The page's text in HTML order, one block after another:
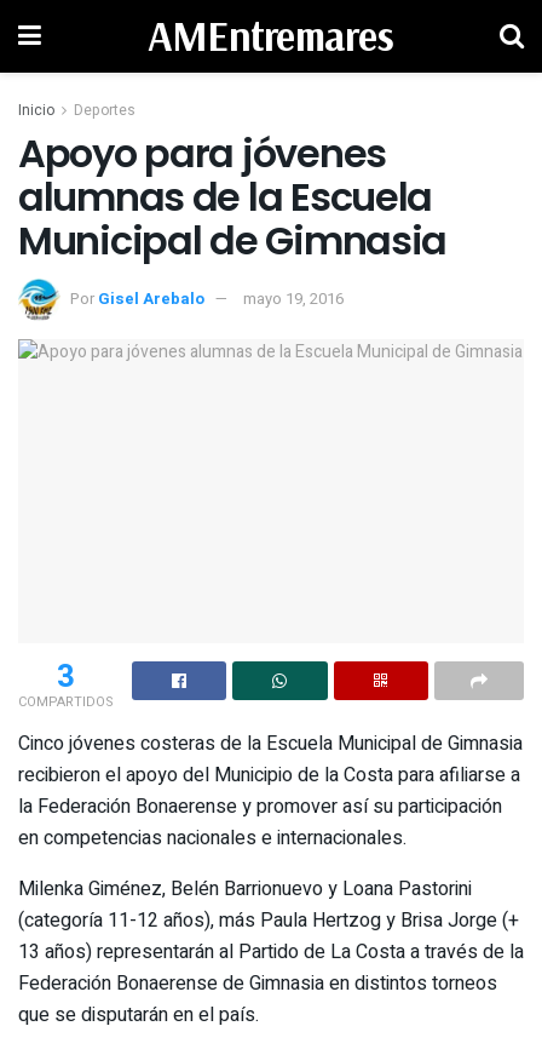
AMEntremares
Inicio Deportes
Apoyo para jóvenes
alumnas de la Escuela
Municipal de Gimnasia
Por Gisel Arebalo mayo 19, 2016
3
COMPARTIDOS
Cinco jóvenes costeras de la Escuela Municipal de Gimnasia
recibieron el apoyo del Municipio de la Costa para afiliarse a
la Federación Bonaerense y promover así su participación
en competencias nacionales e internacionales.
Milenka Giménez, Belén Barrionuevo y Loana Pastorini
(categoría 11-12 años), más Paula Hertzog y Brisa Jorge (+
13 años) representarán al Partido de La Costa a través de la
Federación Bonaerense de Gimnasia en distintos torneos
que se disputarán en el país.